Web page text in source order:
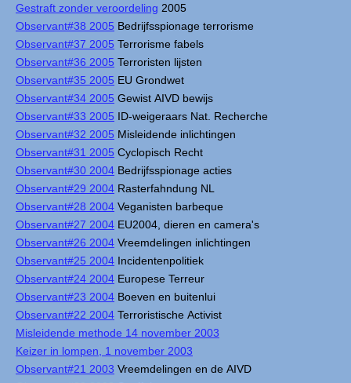
Gestraft zonder veroordeling 2005
Observant#38 2005 Bedrijfsspionage terrorisme
Observant#37 2005 Terrorisme fabels
Observant#36 2005 Terroristen lijsten
Observant#35 2005 EU Grondwet
Observant#34 2005 Gewist AIVD bewijs
Observant#33 2005 ID-weigeraars Nat. Recherche
Observant#32 2005 Misleidende inlichtingen
Observant#31 2005 Cyclopisch Recht
Observant#30 2004 Bedrijfsspionage acties
Observant#29 2004 Rasterfahndung NL
Observant#28 2004 Veganisten barbeque
Observant#27 2004 EU2004, dieren en camera's
Observant#26 2004 Vreemdelingen inlichtingen
Observant#25 2004 Incidentenpolitiek
Observant#24 2004 Europese Terreur
Observant#23 2004 Boeven en buitenlui
Observant#22 2004 Terroristische Activist
Misleidende methode 14 november 2003
Keizer in lompen, 1 november 2003
Observant#21 2003 Vreemdelingen en de AIVD